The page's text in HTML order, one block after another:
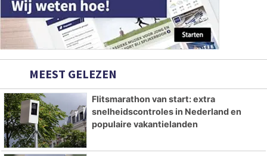
MEEST GELEZEN
Flitsmarathon van start: extra
snelheidscontroles in Nederland en
populaire vakantielanden